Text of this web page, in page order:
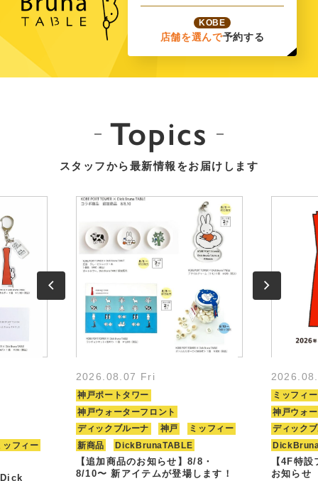
KOBE
店舗を選んで予約する
Topics
スタッフから最新情報をお届けします
ッフィー
2026.08.07 Fri
神戸ポートタワー
神戸ウォーターフロント
ディックブルーナ
神戸
ミッフィー
新商品
DickBrunaTABLE
【追加商品のお知らせ】8/8・
8/10〜 新アイテムが登場します！
ミッフィー
神戸ウォ
ディック
【4F特
お知らせ